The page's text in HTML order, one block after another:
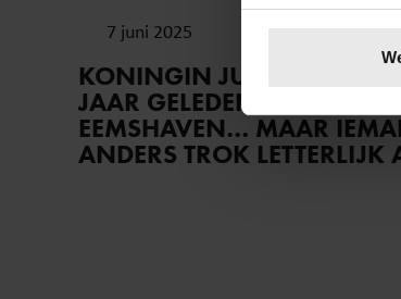
Uw
toestemming op
We gebruiken
websiteverkeer
7 juni 2025
KONINGIN JULIANA
JAAR GELEDEN DE
EEMSHAVEN… MAAR
ANDERS TROK LETTERLIJK